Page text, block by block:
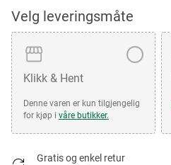
Velg leveringsmåte
Klikk & Hent
Denne varen er kun tilgjengelig
for kjøp i våre butikker.
Gratis og enkel retur